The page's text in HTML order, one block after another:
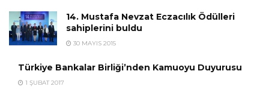
14. Mustafa Nevzat Eczacılık Ödülleri
sahiplerini buldu
30 MAYIS 2015
Türkiye Bankalar Birliği’nden Kamuoyu Duyurusu
1 ŞUBAT 2017